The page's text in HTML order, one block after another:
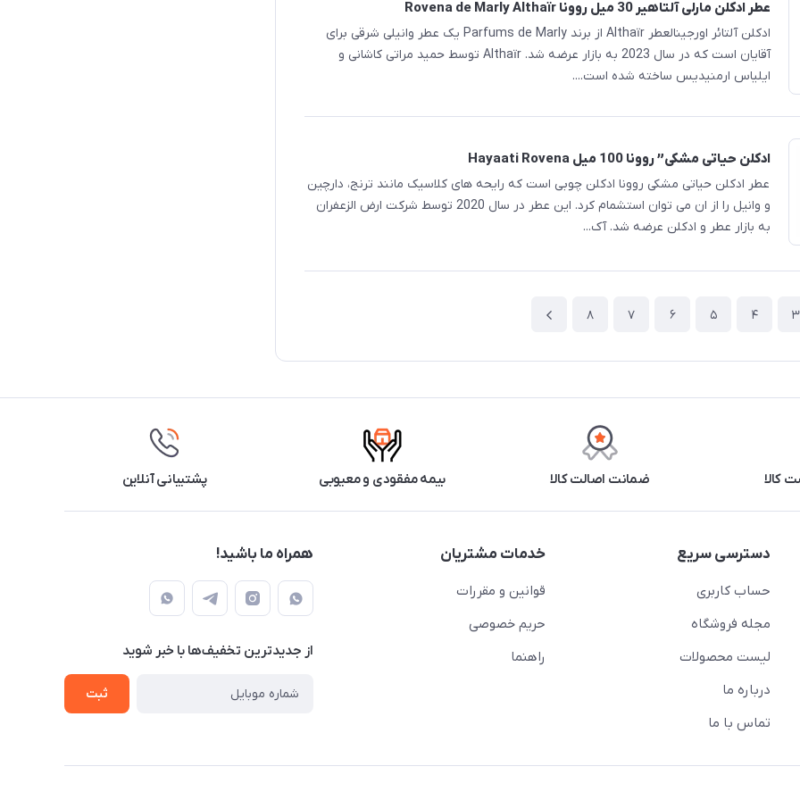
عطر ادکلن مارلی آلتاهیر 30 میل روونا Rovena de Marly Althaïr
ادکلن آلتائر اورجینالعطر Althaïr از برند Parfums de Marly یک عطر وانیلی شرقی برای
آقایان است که در سال 2023 به بازار عرضه شد. Althaïr توسط حمید مراتی کاشانی و
ایلیاس ارمنیدیس ساخته شده است....
ادکلن حیاتی مشکی” روونا 100 میل Hayaati Rovena
عطر ادکلن حیاتی مشکی روونا ادکلن چوبی است که رایحه های کلاسیک مانند ترنج، دارچین
و وانیل را از ان می توان استشمام کرد. این عطر در سال 2020 توسط شرکت ارض الزعفران
به بازار عطر و ادکلن عرضه شد. آک...
3
4
5
6
7
8
کالا ضمانت اصالت کالا بیمه مفقودی و معیوبی پشتیبانی آنلاین
دسترسی سریع
حساب کاربری
مجله فروشگاه
لیست محصولات
درباره ما
تماس با ما
خدمات مشتریان
قوانین و مقررات
حریم خصوصی
راهنما
همراه ما باشید!
از جدید‌ترین تخفیف‌ها با‌ خبر شوید
ثبت